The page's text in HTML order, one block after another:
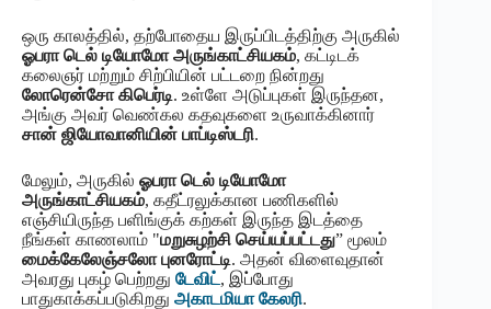
ஒரு காலத்தில், தற்போதைய இருப்பிடத்திற்கு அருகில்
ஓபரா டெல் டியோமோ அருங்காட்சியகம், கட்டிடக்
கலைஞர் மற்றும் சிற்பியின் பட்டறை நின்றது
லோரென்சோ கிபெர்டி. உள்ளே அடுப்புகள் இருந்தன,
அங்கு அவர் வெண்கல கதவுகளை உருவாக்கினார்
சான் ஜியோவானியின் பாப்டிஸ்டரி.
மேலும், அருகில் ஓபரா டெல் டியோமோ
அருங்காட்சியகம், கதீட்ரலுக்கான பணிகளில்
எஞ்சியிருந்த பளிங்குக் கற்கள் இருந்த இடத்தை
நீங்கள் காணலாம் "மறுசுழற்சி செய்யப்பட்டது” மூலம்
மைக்கேலேஞ்சலோ புனரோட்டி. அதன் விளைவுதான்
அவரது புகழ் பெற்றது டேவிட் , இப்போது
பாதுகாக்கப்படுகிறது அகாடமியா கேலரி.